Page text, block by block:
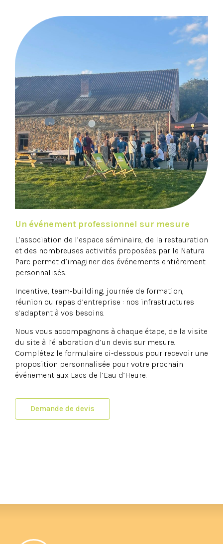
Un événement professionnel sur mesure
L’association de l’espace séminaire, de la restauration
et des nombreuses activités proposées par le Natura
Parc permet d’imaginer des événements entièrement
personnalisés.
Incentive, team-building, journée de formation,
réunion ou repas d’entreprise : nos infrastructures
s’adaptent à vos besoins.
Nous vous accompagnons à chaque étape, de la visite
du site à l’élaboration d’un devis sur mesure.
Complétez le formulaire ci-dessous pour recevoir une
proposition personnalisée pour votre prochain
événement aux Lacs de l’Eau d’Heure.
Demande de devis